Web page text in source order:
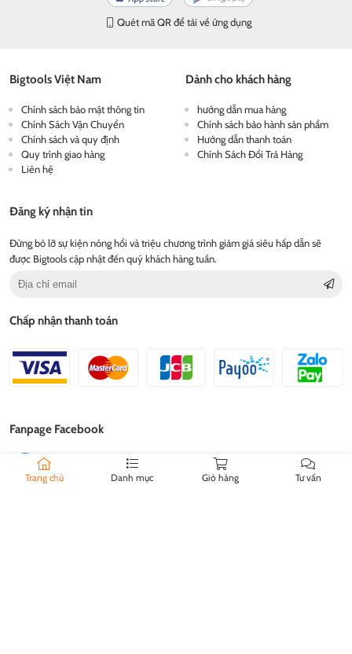
Quét mã QR để tải về ứng dụng
Bigtools Việt Nam
Chính sách bảo mật thông tin
Chính Sách Vận Chuyển
Chính sách và quy định
Quy trình giao hàng
Liên hệ
Dành cho khách hàng
hướng dẫn mua hàng
Chính sách bảo hành sản phẩm
Hướng dẫn thanh toán
Chính Sách Đổi Trả Hàng
Đăng ký nhận tin
Đừng bỏ lỡ sự kiện nóng hổi và triệu chương trình giảm giá siêu hấp dẫn sẽ
được Bigtools cập nhật đến quý khách hàng tuần.
Chấp nhận thanh toán
Fanpage Facebook
Trang chủ Danh mục Giỏ hàng Tư vấn